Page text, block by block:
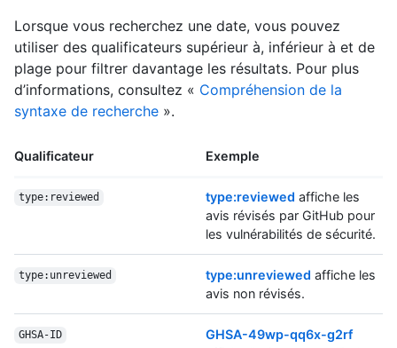
Lorsque vous recherchez une date, vous pouvez
utiliser des qualificateurs supérieur à, inférieur à et de
plage pour filtrer davantage les résultats. Pour plus
d’informations, consultez « Compréhension de la
syntaxe de recherche ».
Qualificateur Exemple
type:reviewed type:reviewed affiche les
avis révisés par GitHub pour
les vulnérabilités de sécurité.
type:unreviewed type:unreviewed affiche les
avis non révisés.
GHSA-ID
GHSA-49wp-qq6x-g2rf